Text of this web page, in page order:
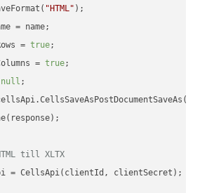
"HTML"
= true
= true
null
till XLTX
= CellsApi(clientId, clientSecret);